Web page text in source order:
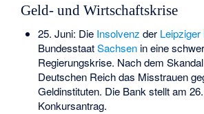
Geld- und Wirtschaftskrise
25. Juni: Die Insolvenz der Leipziger
BundesstaatSachsenin eine
Regierungskrise. Nach dem
Deutschen Reich das Misstrauen
Geldinstituten. Die Bank stellt am
Konkursantrag.